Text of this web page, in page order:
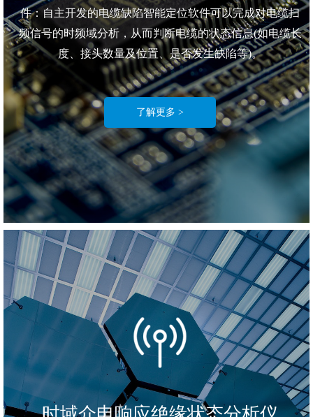
件：自主开发的电缆缺陷智能定位软件可以完成对电缆扫
频信号的时频域分析，从而判断电缆的状态信息(如电缆长
度、接头数量及位置、是否发生缺陷等)。
了解更多 >